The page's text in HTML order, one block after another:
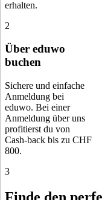
erhalten.
2
Über eduwo
buchen
Sichere und einfache
Anmeldung bei
eduwo. Bei einer
Anmeldung über uns
profitierst du von
Cash-back bis zu CHF
800.
3